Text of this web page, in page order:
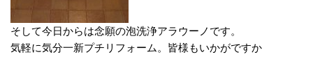
そして今日からは念願の泡洗浄アラウーノです。
気軽に気分一新プチリフォーム。皆様もいかがですか